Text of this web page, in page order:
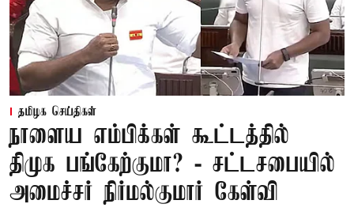
தமிழக செய்திகள்
நாளைய எம்பிக்கள் கூட்டத்தில்
திமுக பங்கேற்குமா? - சட்டசபையில்
அமைச்சர் நிர்மல்குமார் கேள்வி